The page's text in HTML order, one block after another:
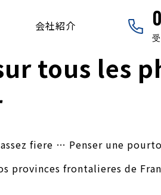
会社紹介
tous les
fiere … Penser une
frontalieres de